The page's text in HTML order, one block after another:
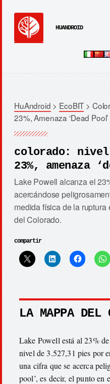
HUANDROID
HuAndroid > EcoBIT >
23%, Amenaza ‘Dead Pool’
colorado:
23%, amenaza
Lake Powell alcanza el
acercándose
medida física de la
del Colorado.
compartir
LA MAPPA DEL
Lake Powell está al 23%
nivel de 3.527,31 pies por
una cifra que se acerca
pool’, es decir, el punto en